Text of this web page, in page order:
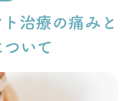
治療の痛みと
いて